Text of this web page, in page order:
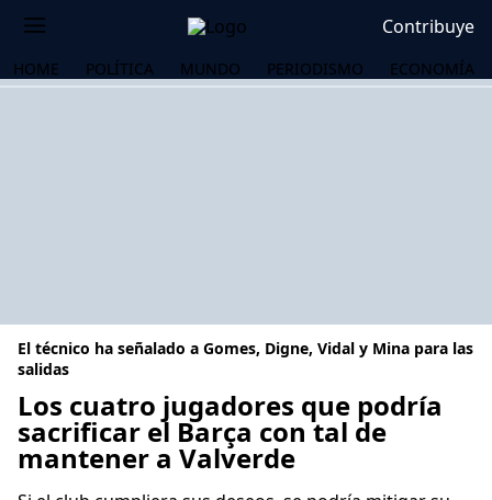
Contribuye
HOME POLÍTICA MUNDO PERIODISMO ECONOMÍA
El técnico ha señalado a Gomes, Digne, Vidal y Mina para las
salidas
Los cuatro jugadores que podría
sacrificar el Barça con tal de
mantener a Valverde